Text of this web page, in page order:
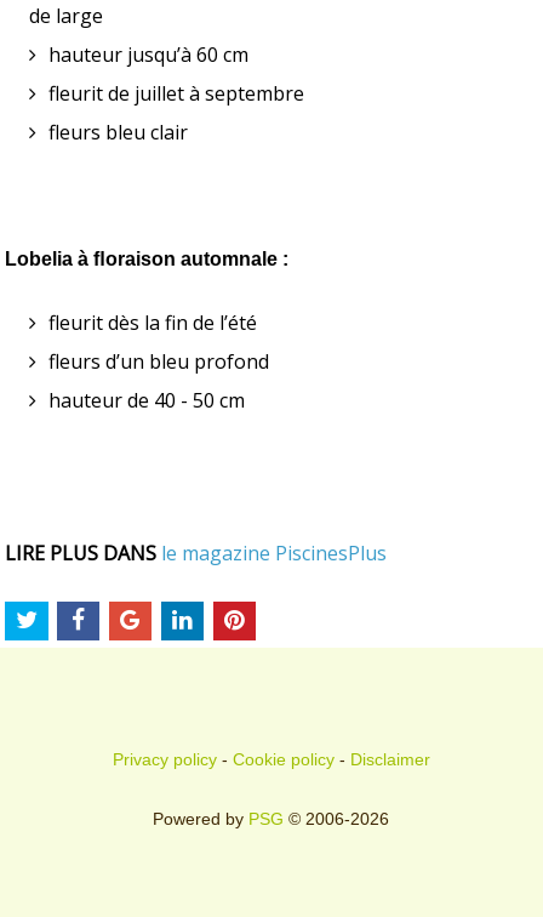
de large
hauteur jusqu’à 60 cm
fleurit de juillet à septembre
fleurs bleu clair
Lobelia à ﬂoraison automnale :
fleurit dès la fin de l’été
fleurs d’un bleu profond
hauteur de 40 - 50 cm
LIRE PLUS DANS le magazine PiscinesPlus
Privacy policy- Cookie policy- Disclaimer
Powered by PSG © 2006-2026